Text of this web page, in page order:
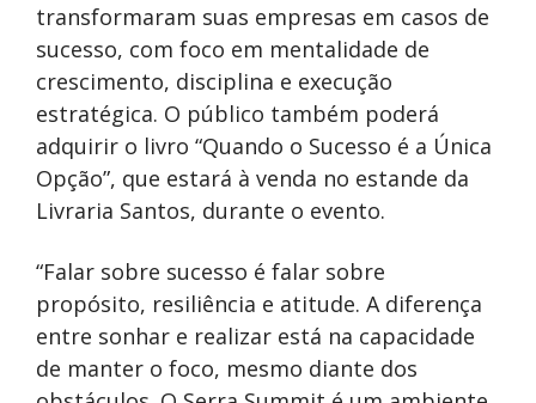
transformaram suas empresas em casos de
sucesso, com foco em mentalidade de
crescimento, disciplina e execução
estratégica. O público também poderá
adquirir o livro “Quando o Sucesso é a Única
Opção”, que estará à venda no estande da
Livraria Santos, durante o evento.
“Falar sobre sucesso é falar sobre
propósito, resiliência e atitude. A diferença
entre sonhar e realizar está na capacidade
de manter o foco, mesmo diante dos